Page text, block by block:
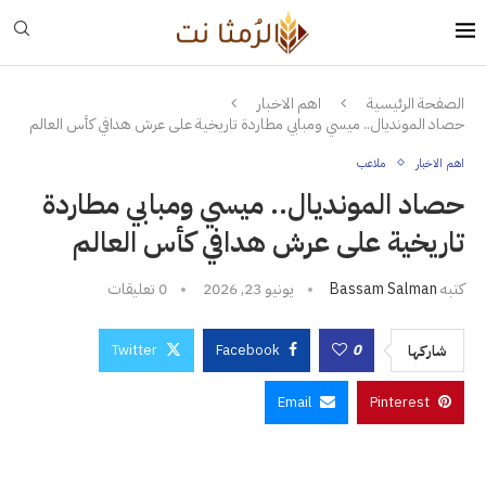
الصفحة الرئيسية
اهم الاخبار
حصاد المونديال.. ميسي ومبابي مطاردة تاريخية على عرش هدافي كأس العالم
اهم الاخبار ملاعب
حصاد المونديال.. ميسي ومبابي مطاردة
تاريخية على عرش هدافي كأس العالم
كتبهBassam Salman يونيو 23, 2026 0 تعليقات
شاركها 0
Facebook
Twitter
Pinterest
Email